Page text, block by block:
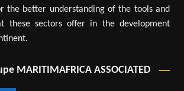
the better understanding of the tools and
these sectors offer in the development
MARITIMAFRICA ASSOCIATED